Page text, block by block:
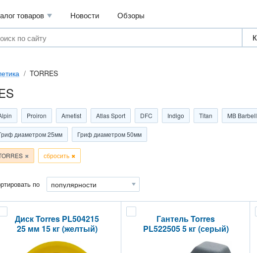
товаров Новости Обзоры
TORRES
Proiron Ametist Atlas Sport DFC Indigo Titan MB Barbell
диаметром 25мм Гриф диаметром 50мм
сбросить
по
Диск Torres PL504215
25 мм 15 кг (желтый)
Гантель Torres
PL522505 5 кг (серый)